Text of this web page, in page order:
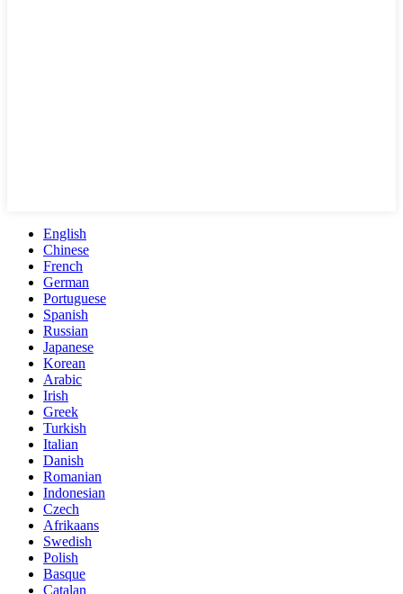
English
Chinese
French
German
Portuguese
Spanish
Russian
Japanese
Korean
Arabic
Irish
Greek
Turkish
Italian
Danish
Romanian
Indonesian
Czech
Afrikaans
Swedish
Polish
Basque
Catalan